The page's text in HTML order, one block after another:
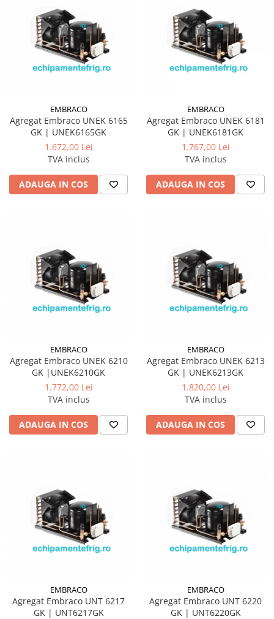
EMBRACO
Agregat Embraco UNEK 6165
GK | UNEK6165GK
1.672,00 Lei
TVA inclus
ADAUGA IN COS
EMBRACO
Agregat Embraco UNEK 6181
GK | UNEK6181GK
1.767,00 Lei
TVA inclus
ADAUGA IN COS
EMBRACO
Agregat Embraco UNEK 6210
GK |UNEK6210GK
1.772,00 Lei
TVA inclus
ADAUGA IN COS
EMBRACO
Agregat Embraco UNEK 6213
GK | UNEK6213GK
1.820,00 Lei
TVA inclus
ADAUGA IN COS
EMBRACO
Agregat Embraco UNT 6217
GK | UNT6217GK
EMBRACO
Agregat Embraco UNT 6220
GK | UNT6220GK